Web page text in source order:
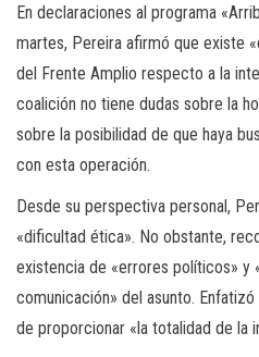
En declaraciones al programa
martes, Pereira afirmó que existe
del Frente Amplio respecto a la
coalición no tiene dudas sobre la
sobre la posibilidad de que haya
con esta operación.
Desde su perspectiva personal,
«dificultad ética». No obstante,
existencia de «errores políticos» y
comunicación» del asunto.
de proporcionar «la totalidad de la